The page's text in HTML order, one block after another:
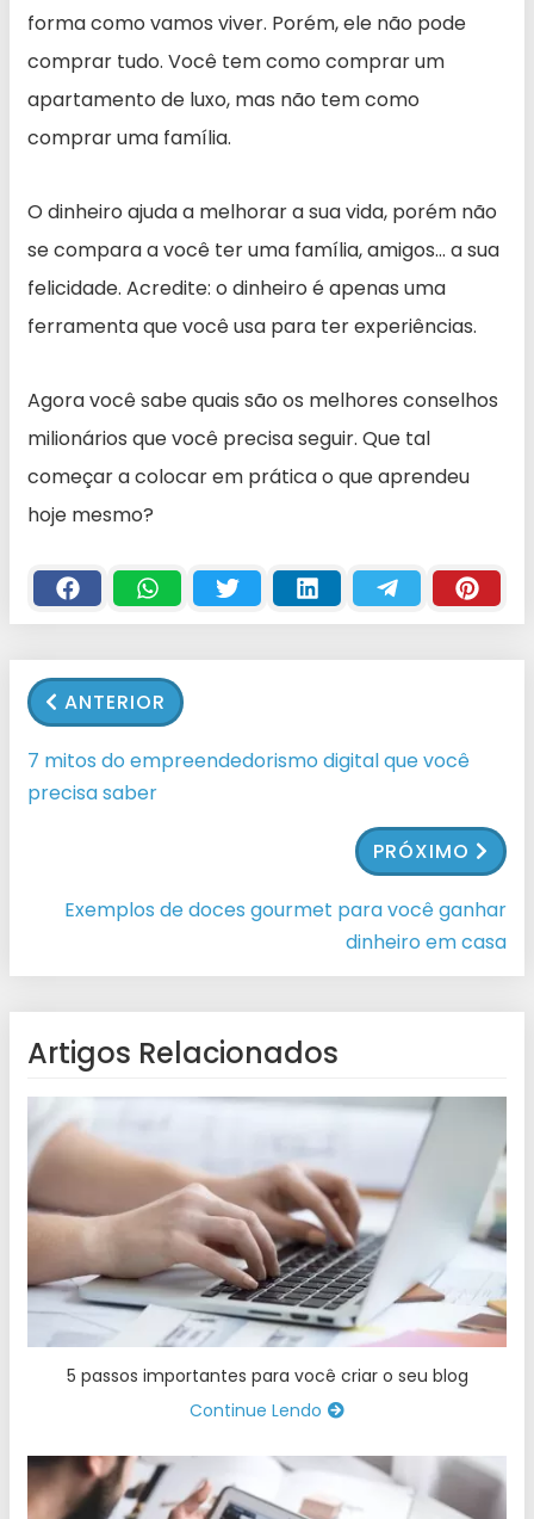
forma como vamos viver. Porém, ele não pode
comprar tudo. Você tem como comprar um
apartamento de luxo, mas não tem como
comprar uma família.
O dinheiro ajuda a melhorar a sua vida, porém não
se compara a você ter uma família, amigos… a sua
felicidade. Acredite: o dinheiro é apenas uma
ferramenta que você usa para ter experiências.
Agora você sabe quais são os melhores conselhos
milionários que você precisa seguir. Que tal
começar a colocar em prática o que aprendeu
hoje mesmo?
ANTERIOR
7 mitos do empreendedorismo digital que você
precisa saber
PRÓXIMO
Exemplos de doces gourmet para você ganhar
dinheiro em casa
Artigos Relacionados
5 passos importantes para você criar o seu blog
Continue Lendo